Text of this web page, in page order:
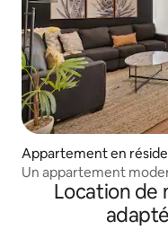
Appartement en
Un appartement
Location de